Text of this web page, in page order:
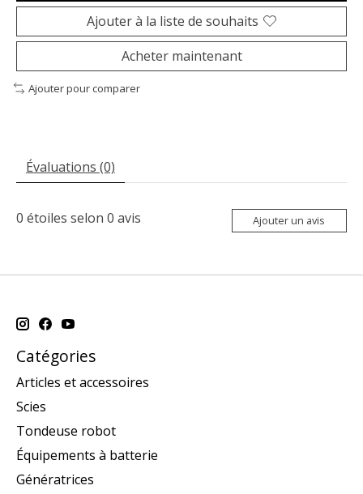
Ajouter à la liste de souhaits
Acheter maintenant
Ajouter pour comparer
Évaluations (0)
0 étoiles selon 0 avis Ajouter un avis
Catégories
Articles et accessoires
Scies
Tondeuse robot
Équipements à batterie
Génératrices